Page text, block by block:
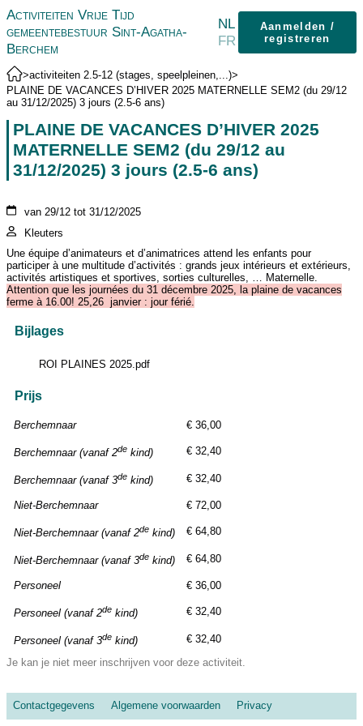
Activiteiten Vrije Tijd
gemeentebestuur Sint-Agatha-
Berchem
NL
FR
Aanmelden /
registreren
>activiteiten 2.5-12 (stages, speelpleinen,...)>
PLAINE DE VACANCES D’HIVER 2025 MATERNELLE SEM2 (du 29/12
au 31/12/2025) 3 jours (2.5-6 ans)
PLAINE DE VACANCES D’HIVER 2025
MATERNELLE SEM2 (du 29/12 au
31/12/2025) 3 jours (2.5-6 ans)
van 29/12 tot 31/12/2025
Kleuters
Une équipe d’animateurs et d’animatrices attend les enfants pour
participer à une multitude d’activités : grands jeux intérieurs et extérieurs,
activités artistiques et sportives, sorties culturelles, … Maternelle.
Attention que les journées du 31 décembre 2025, la plaine de vacances
ferme à 16.00! 25,26 janvier : jour férié.
Bijlages
ROI PLAINES 2025.pdf
Prijs
Berchemnaar € 36,00
Berchemnaar (vanaf 2de kind) € 32,40
Berchemnaar (vanaf 3de kind) € 32,40
Niet-Berchemnaar € 72,00
Niet-Berchemnaar (vanaf 2de kind) € 64,80
Niet-Berchemnaar (vanaf 3de kind) € 64,80
Personeel € 36,00
Personeel (vanaf 2de kind) € 32,40
Personeel (vanaf 3de kind)
€ 32,40
Je kan je niet meer inschrijven voor deze activiteit.
Contactgegevens Algemene voorwaarden Privacy